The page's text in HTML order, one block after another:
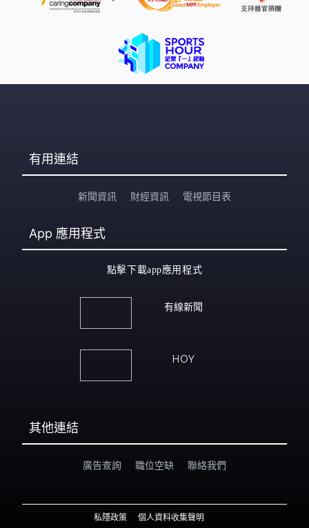
有用連結
新聞資訊 財經資訊 電視節目表
App 應用程式
點擊下載app應用程式
有線新聞
HOY
其他連結
廣告查詢 職位空缺 聯絡我們
私隱政策 個人資料收集聲明